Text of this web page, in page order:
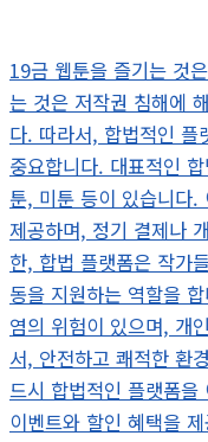
19금 웹툰을 즐기는 것
는 것은 저작권 침해에
다. 따라서, 합법적인 플
중요합니다. 대표적인
툰, 미툰 등이 있습니다.
제공하며, 정기 결제나
한, 합법 플랫폼은 작가
동을 지원하는 역할을
염의 위험이 있으며, 개
서, 안전하고 쾌적한 환
드시 합법적인 플랫폼
이벤트와 할인 혜택을